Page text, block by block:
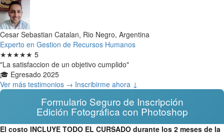
Cesar Sebastian Catalan, Rio Negro, Argentina
Experto en Gestion de Recursos Humanos
★★★★★ 5
"La satisfaccion de un objetivo cumplido"
🎓 Egresado 2025
Ver más testimonios → Inscribirme ahora ↓
Formulario Seguro de Inscripción
Edición Fotográfica con Photoshop
El costo INCLUYE TODO EL CURSADO durante los 2 meses de la